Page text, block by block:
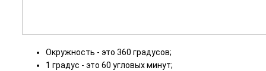
Окружность - это 360 градусов;
1 градус - это 60 угловых минут;